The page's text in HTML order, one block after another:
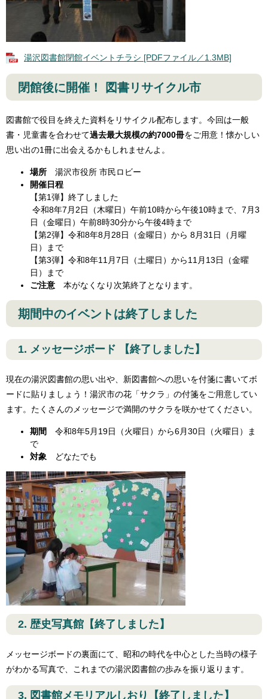
湯沢図書館閉館イベントチラシ [PDFファイル／1.3MB]
閉館後に開催！ 図書リサイクル市
図書館で役目を終えた資料をリサイクル配布します。今回は一般
書・児童書を合わせて過去最大規模の約7000冊をご用意！懐かしい
思い出の1冊に出会えるかもしれませんよ。
場所 湯沢市役所 市民ロビー
開催日程
【第1弾】終了しました
令和8年7月2日（木曜日）午前10時から午後10時まで、7月3
日（金曜日）午前8時30分から午後4時まで
【第2弾】令和8年8月28日（金曜日）から 8月31日（月曜
日）まで
【第3弾】令和8年11月7日（土曜日）から11月13日（金曜
日）まで
ご注意 本がなくなり次第終了となります。
期間中のイベントは終了しました
1. メッセージボード 【終了しました】
現在の湯沢図書館の思い出や、新図書館への思いを付箋に書いてボ
ードに貼りましょう！湯沢市の花「サクラ」の付箋をご用意してい
ます。たくさんのメッセージで満開のサクラを咲かせてください。
期間 令和8年5月19日（火曜日）から6月30日（火曜日）ま
で
対象
どなたでも
2. 歴史写真館【終了しました】
メッセージボードの裏面にて、昭和の時代を中心とした当時の様子
がわかる写真で、これまでの湯沢図書館の歩みを振り返ります。
3. 図書館メモリアルしおり【終了しました】